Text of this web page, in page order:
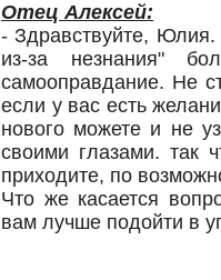
Отец Алексей:
- Здравствуйте,
из-за незнания"
самооправдание. Не
если у вас есть
нового можете и не
своими глазами. так
приходите, по
Что же касается
вам лучше подойти в